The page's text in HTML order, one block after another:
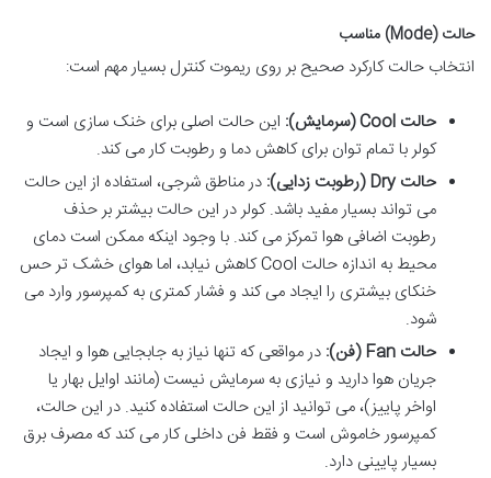
حالت (Mode) مناسب
انتخاب حالت کارکرد صحیح بر روی ریموت کنترل بسیار مهم است:
حالت Cool (سرمایش):
این حالت اصلی برای خنک سازی است و
کولر با تمام توان برای کاهش دما و رطوبت کار می کند.
حالت Dry (رطوبت زدایی):
در مناطق شرجی، استفاده از این حالت
می تواند بسیار مفید باشد. کولر در این حالت بیشتر بر حذف
رطوبت اضافی هوا تمرکز می کند. با وجود اینکه ممکن است دمای
محیط به اندازه حالت Cool کاهش نیابد، اما هوای خشک تر حس
خنکای بیشتری را ایجاد می کند و فشار کمتری به کمپرسور وارد می
شود.
حالت Fan (فن):
در مواقعی که تنها نیاز به جابجایی هوا و ایجاد
جریان هوا دارید و نیازی به سرمایش نیست (مانند اوایل بهار یا
اواخر پاییز)، می توانید از این حالت استفاده کنید. در این حالت،
کمپرسور خاموش است و فقط فن داخلی کار می کند که مصرف برق
بسیار پایینی دارد.